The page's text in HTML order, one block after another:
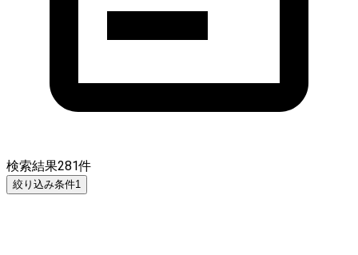
検索結果281件
絞り込み条件1